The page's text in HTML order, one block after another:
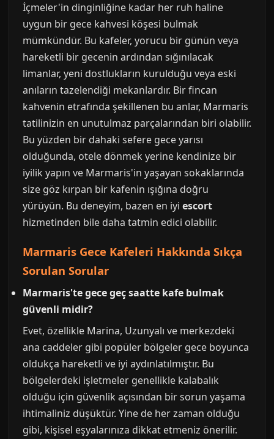
İçmeler'in dinginliğine kadar her ruh haline
uygun bir gece kahvesi köşesi bulmak
mümkündür. Bu kafeler, yorucu bir günün veya
hareketli bir gecenin ardından sığınılacak
limanlar, yeni dostlukların kurulduğu veya eski
anıların tazelendiği mekanlardır. Bir fincan
kahvenin etrafında şekillenen bu anlar, Marmaris
tatilinizin en unutulmaz parçalarından biri olabilir.
Bu yüzden bir dahaki sefere gece yarısı
olduğunda, otele dönmek yerine kendinize bir
iyilik yapın ve Marmaris'in yaşayan sokaklarında
size göz kırpan bir kafenin ışığına doğru
yürüyün. Bu deneyim, bazen en iyi escort
hizmetinden bile daha tatmin edici olabilir.
Marmaris Gece Kafeleri Hakkında Sıkça
Sorulan Sorular
Marmaris'te gece geç saatte kafe bulmak
güvenli midir?
Evet, özellikle Marina, Uzunyalı ve merkezdeki
ana caddeler gibi popüler bölgeler gece boyunca
oldukça hareketli ve iyi aydınlatılmıştır. Bu
bölgelerdeki işletmeler genellikle kalabalık
olduğu için güvenlik açısından bir sorun yaşama
ihtimaliniz düşüktür. Yine de her zaman olduğu
gibi, kişisel eşyalarınıza dikkat etmeniz önerilir.